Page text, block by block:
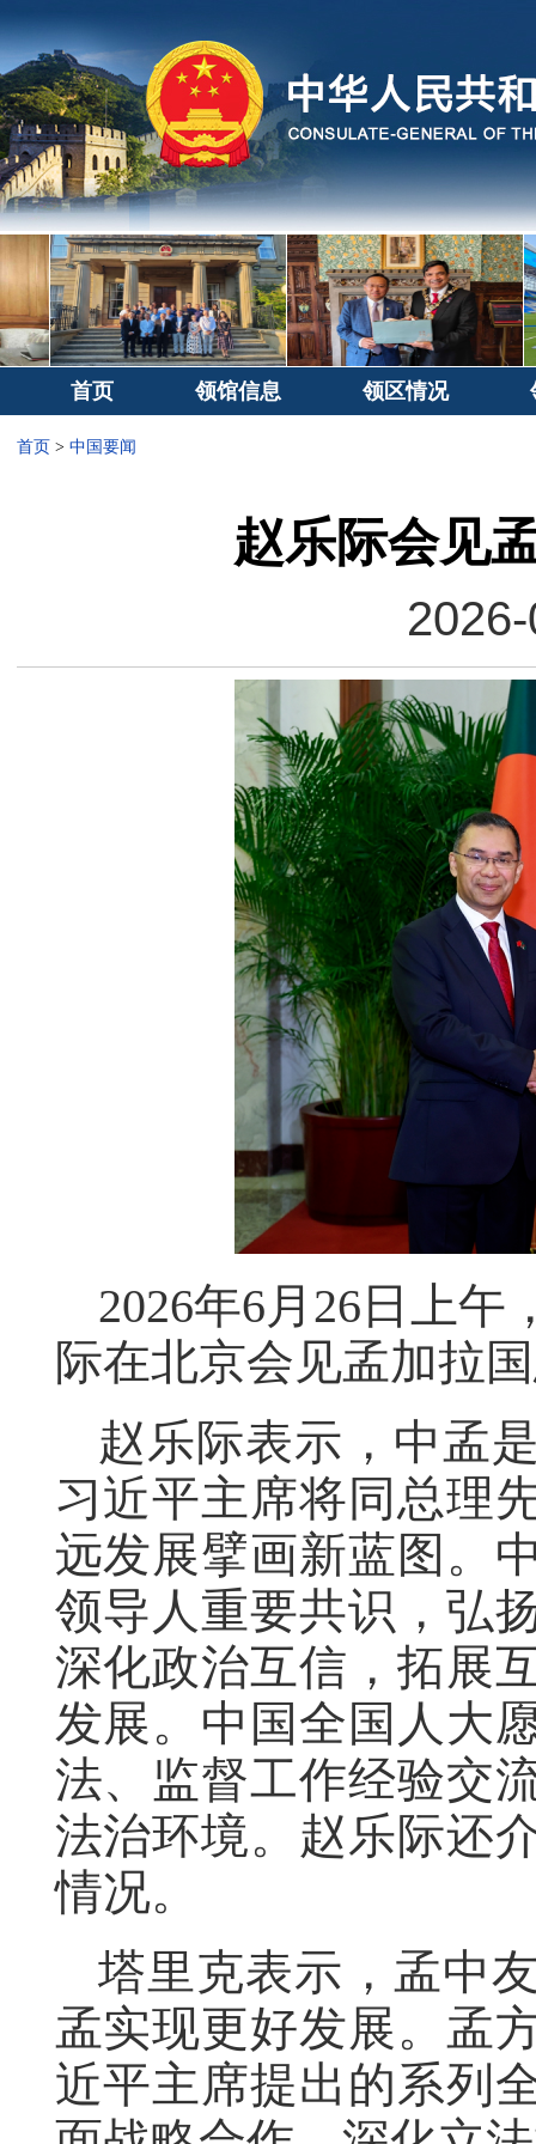
首页 领馆信息 领区情况
首页 > 中国要闻
赵乐际会见
2026年6月26日上
际在北京会见孟加拉
赵乐际表示，中孟
习近平主席将同总理
远发展擘画新蓝图。
领导人重要共识，弘
深化政治互信，拓展
发展。中国全国人大
法、监督工作经验交
法治环境。赵乐际还
情况。
塔里克表示，孟中
孟实现更好发展。孟
近平主席提出的系列